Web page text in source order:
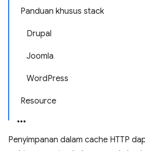
Panduan khusus stack
Drupal
Joomla
WordPress
Resource
Penyimpanan dalam cache HTTP